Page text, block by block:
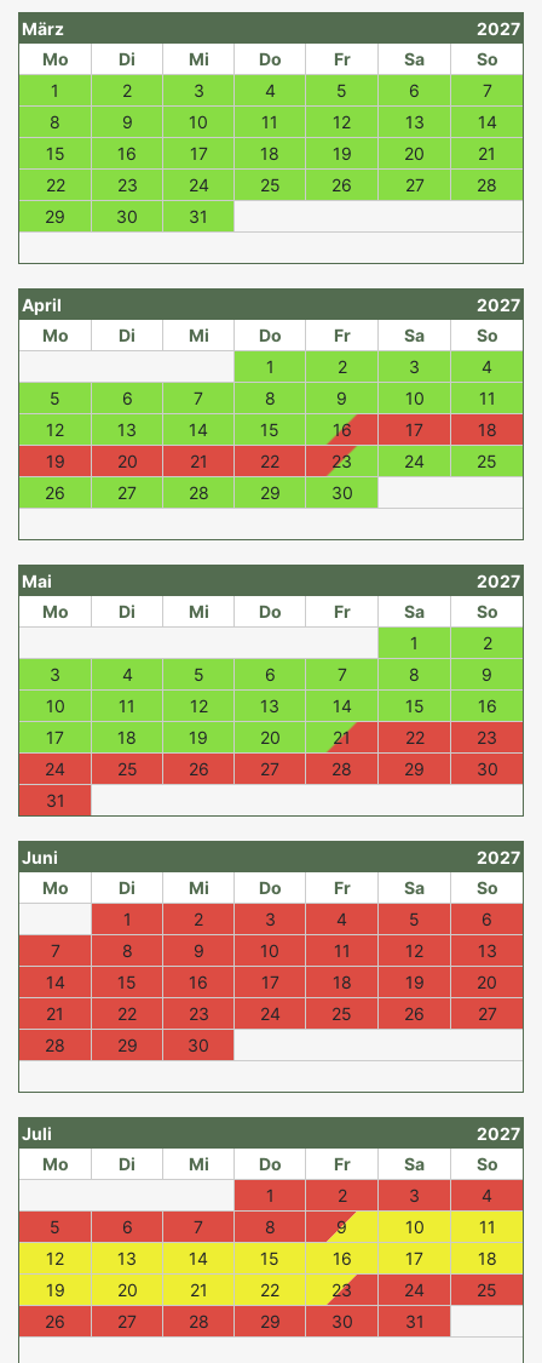
März
2027
Mo
Di Mi Do Fr Sa
So
1
2 3 4 5 6
7
8
9 10 11 12 13
14
15
16 17 18 19 20
21
22
23 24 25 26 27
28
29
30 31
April
2027
Mo
Di Mi Do Fr Sa
So
1
2 3
4
5
6 7 8 9 10
11
12
13 14 15 16 17
18
19
20 21 22 23 24
25
26
27 28 29 30
Mai
2027
Mo
Di Mi Do Fr Sa
So
1
2
3
4 5 6 7 8
9
10
11 12 13 14 15
16
17
18 19 20 21 22
23
24
25 26 27 28 29
30
31
Juni
2027
Mo
Di Mi Do Fr Sa
So
1
2 3 4 5
6
7
8 9 10 11 12
13
14
15 16 17 18 19
20
21
22 23 24 25 26
27
28
29 30
Juli
2027
Mo
Di Mi Do Fr Sa
So
1
2 3
4
5
6 7 8 9 10
11
12
13 14 15 16 17
18
19
20 21 22 23 24
25
26
27 28 29 30 31